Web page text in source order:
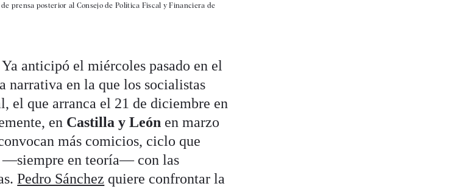
prensa posterior al Consejo de Política Fiscal y Financiera de
Ya anticipó el miércoles pasado en el
narrativa en la que los socialistas
el que arranca el 21 de diciembre en
en Castilla y León en marzo
más comicios, ciclo que
—siempre en teoría— con las
Pedro Sánchez quiere confrontar la